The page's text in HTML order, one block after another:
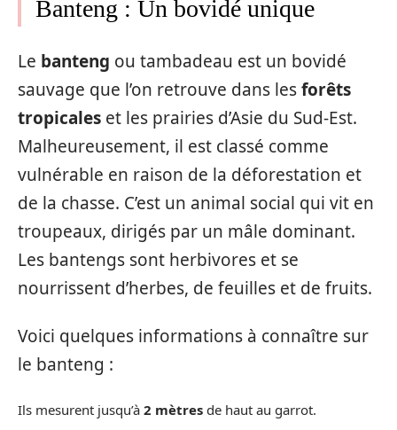
Banteng : Un bovidé unique
Le banteng ou tambadeau est un bovidé
sauvage que l’on retrouve dans lesforêts
tropicales et les prairies d’Asie du Sud-Est.
Malheureusement, il est classé comme
vulnérable en raison de la déforestation et
de la chasse. C’est un animal social qui vit en
troupeaux, dirigés par un mâle dominant.
Les bantengs sont herbivores et se
nourrissent d’herbes, de feuilles et de fruits.
Voici quelques informations à connaître sur
le banteng :
Ils mesurent jusqu’à 2 mètres de haut au garrot.